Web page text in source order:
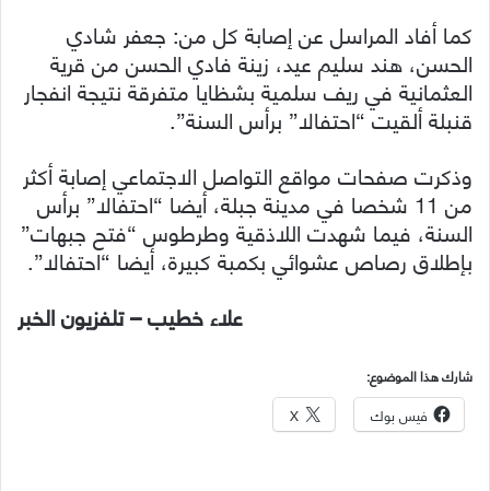
كما أفاد المراسل عن إصابة كل من: جعفر شادي
الحسن، هند سليم عيد، زينة فادي الحسن من قرية
العثمانية في ريف سلمية بشظايا متفرقة نتيجة انفجار
قنبلة ألقيت “احتفالا” برأس السنة”.
وذكرت صفحات مواقع التواصل الاجتماعي إصابة أكثر
من 11 شخصا في مدينة جبلة، أيضا “احتفالا” برأس
السنة، فيما شهدت اللاذقية وطرطوس “فتح جبهات”
بإطلاق رصاص عشوائي بكمبة كبيرة، أيضا “احتفالا”.
علاء خطيب – تلفزيون الخبر
شارك هذا الموضوع:
فيس بوك X